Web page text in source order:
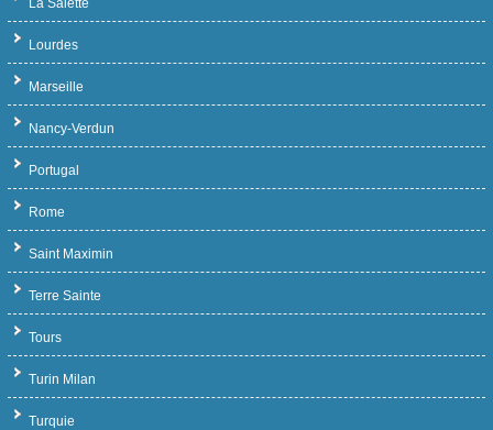
La Salette
Lourdes
Marseille
Nancy-Verdun
Portugal
Rome
Saint Maximin
Terre Sainte
Tours
Turin Milan
Turquie